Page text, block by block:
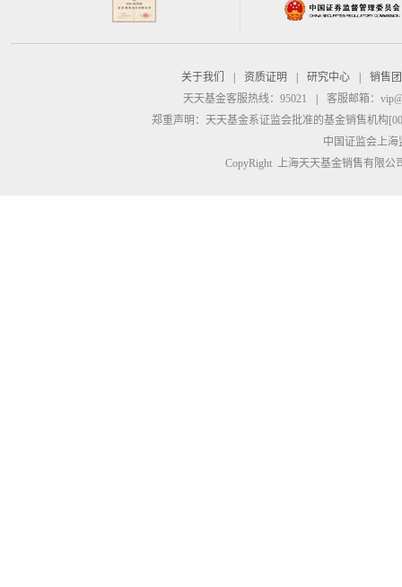
关于我们 资质证明 研究中心
销售
天天基金客服热线：95021
客服邮箱：
郑重声明： 天天基金系证监会批准的基金销售机构
中国证监会上
CopyRight 上海天天基金销售有限